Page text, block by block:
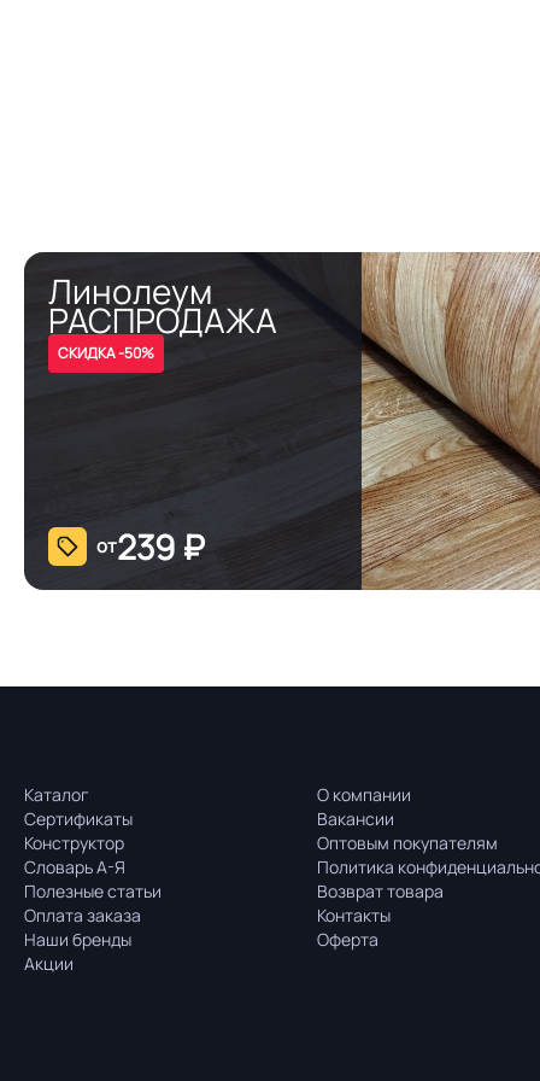
Линолеум
РАСПРОДАЖА
СКИДКА -50%
от239 ₽
Каталог
Сертификаты
Конструктор
Словарь А-Я
Полезные статьи
Оплата заказа
Наши бренды
Акции
О компании
Вакансии
Оптовым покупателям
Политика
Возврат товара
Контакты
Оферта